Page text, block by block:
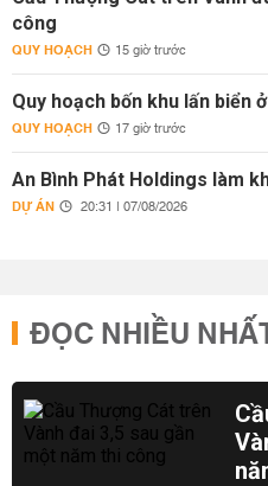
công
QUY HOẠCH 15 giờ trước
Quy hoạch bốn khu lấn biển
QUY HOẠCH 17 giờ trước
An Bình Phát Holdings làm
DỰ ÁN 20:31 | 07/08/2026
ĐỌC NHIỀU